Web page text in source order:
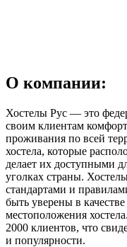
О компании:
Хостелы Рус — это
своим клиентам
проживания по всей
хостела, которые
делает их доступными
уголках страны.
стандартами и
быть уверены в
местоположения
2000 клиентов, что
и популярности.